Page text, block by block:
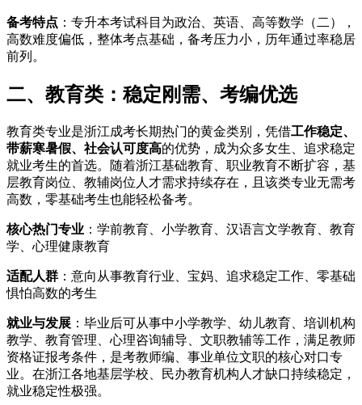
备考特点 ：专升本考试科目为政治、英语、高等数学（二），
高数难度偏低，整体考点基础，备考压力小，历年通过率稳居
前列。
二、教育类：稳定刚需、考编优选
教育类专业是浙江成考长期热门的黄金类别，凭借工作稳定、
带薪寒暑假、社会认可度高的优势，成为众多女生、追求稳定
就业考生的首选。随着浙江基础教育、职业教育不断扩容，基
层教育岗位、教辅岗位人才需求持续存在，且该类专业无需考
高数，零基础考生也能轻松备考。
核心热门专业 ：学前教育、小学教育、汉语言文学教育、教育
学、心理健康教育
适配人群 ：意向从事教育行业、宝妈、追求稳定工作、零基础
惧怕高数的考生
就业与发展 ：毕业后可从事中小学教学、幼儿教育、培训机构
教学、教育管理、心理咨询辅导、文职教辅等工作，满足教师
资格证报考条件，是考教师编、事业单位文职的核心对口专
业。在浙江各地基层学校、民办教育机构人才缺口持续稳定，
就业稳定性极强。